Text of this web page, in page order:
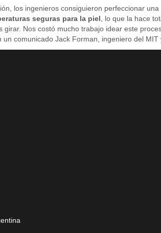
los ingenieros consiguieron perfeccionar
seguras para la piel , lo que la hace
girar. Nos costó mucho trabajo idear este
un comunicado Jack Forman, ingeniero del MIT